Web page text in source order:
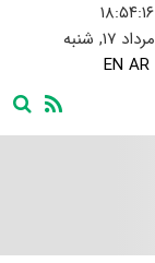
۱۸:۵۴:۱۷
EN AR